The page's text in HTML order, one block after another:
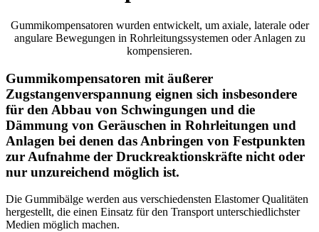
Gummikompensatoren wurden entwickelt, um axiale, laterale oder
angulare Bewegungen in Rohrleitungssystemen oder Anlagen zu
kompensieren.
Gummikompensatoren mit äußerer
Zugstangenverspannung eignen sich insbesondere
für den Abbau von Schwingungen und die
Dämmung von Geräuschen in Rohrleitungen und
Anlagen bei denen das Anbringen von Festpunkten
zur Aufnahme der Druckreaktionskräfte nicht oder
nur unzureichend möglich ist.
Die Gummibälge werden aus verschiedensten Elastomer Qualitäten
hergestellt, die einen Einsatz für den Transport unterschiedlichster
Medien möglich machen.